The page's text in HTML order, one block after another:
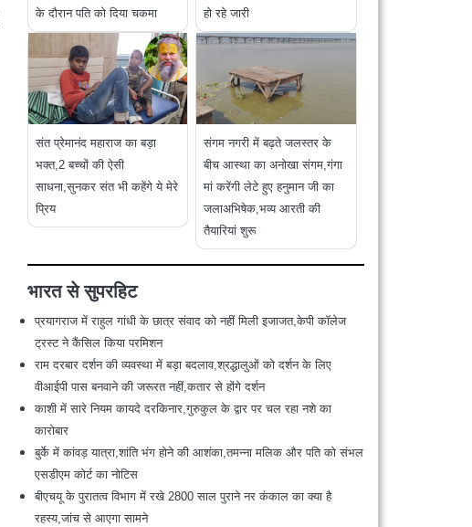
के दौरान पति को दिया चकमा
हो रहे जारी
संत प्रेमानंद महाराज का बड़ा
भक्त,2 बच्चों की ऐसी
साधना,सुनकर संत भी कहेंगे ये मेरे
प्रिय
संगम नगरी में बढ़ते जलस्तर के
बीच आस्था का अनोखा संगम,गंगा
मां करेंगी लेटे हुए हनुमान जी का
जलाअभिषेक,भव्य आरती की
तैयारियां शुरू
भारत से सुपरहिट
प्रयागराज में राहुल गांधी के छात्र संवाद को नहीं मिली इजाजत,केपी कॉलेज
ट्रस्ट ने कैंसिल किया परमिशन
राम दरबार दर्शन की व्यवस्था में बड़ा बदलाव,श्रद्धालुओं को दर्शन के लिए
वीआईपी पास बनवाने की जरूरत नहीं,कतार से होंगे दर्शन
काशी में सारे नियम कायदे दरकिनार,गुरुकुल के द्वार पर चल रहा नशे का
कारोबार
बुर्के में कांवड़ यात्रा,शांति भंग होने की आशंका,तमन्ना मलिक और पति को संभल
एसडीएम कोर्ट का नोटिस
बीएचयू के पुरातत्व विभाग में रखे 2800 साल पुराने नर कंकाल का क्या है
रहस्य,जांच से आएगा सामने